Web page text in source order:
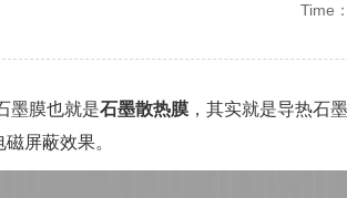
Time
墨膜也就是石墨散热膜 ，其实就是导热石
磁屏蔽效果。